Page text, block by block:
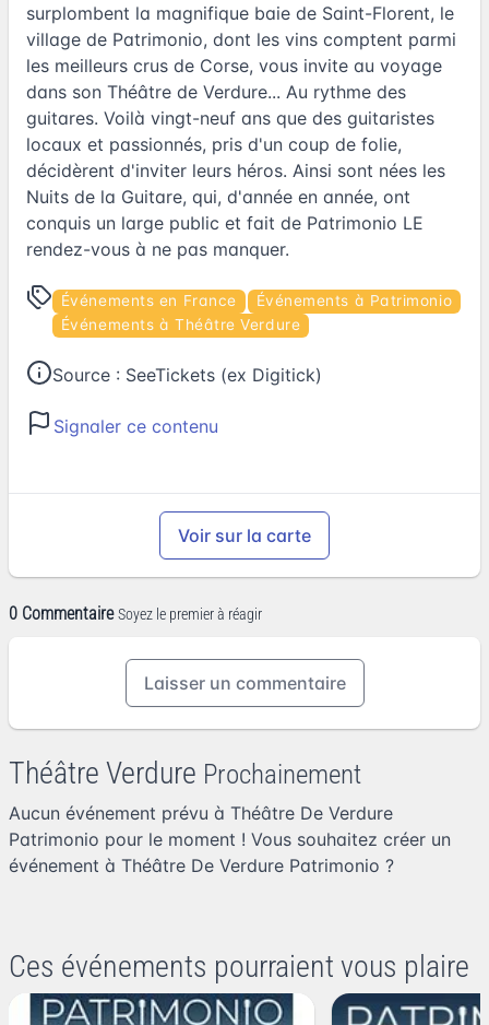
surplombent la magnifique baie de Saint-Florent, le
village de Patrimonio, dont les vins comptent parmi
les meilleurs crus de Corse, vous invite au voyage
dans son Théâtre de Verdure... Au rythme des
guitares. Voilà vingt-neuf ans que des guitaristes
locaux et passionnés, pris d'un coup de folie,
décidèrent d'inviter leurs héros. Ainsi sont nées les
Nuits de la Guitare, qui, d'année en année, ont
conquis un large public et fait de Patrimonio LE
rendez-vous à ne pas manquer.
Événements en France
Événements à Patrimonio
Événements à Théâtre Verdure
Source : SeeTickets (ex Digitick)
Signaler ce contenu
Voir sur la carte
0 Commentaire Soyez le premier à réagir
Laisser un commentaire
Théâtre Verdure Prochainement
Aucun événement prévu à Théâtre De Verdure
Patrimonio pour le moment ! Vous souhaitez créer un
événement à Théâtre De Verdure Patrimonio ?
Ces événements pourraient vous plaire